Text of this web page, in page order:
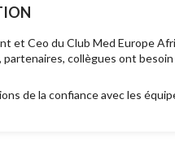
et Ceo du Club Med Europe
collègues ont
de la confiance avec les